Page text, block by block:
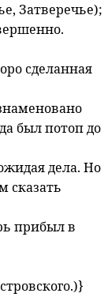
Затверечье);
сделанная
был потоп до
дела. Но
сказать
прибыл в